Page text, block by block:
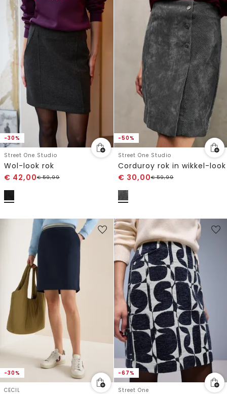
-30%
Street One Studio
Wol-look rok
€ 42,00€59,99
-50%
Street One Studio
Corduroy rok in wikkel-look
€ 30,00€59,99
-30%
CECIL
-67%
Street One